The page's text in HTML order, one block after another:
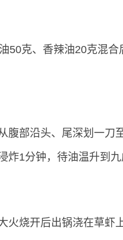
50克、香辣油20克混合
腹部沿头、尾深划一
炸1分钟，待油温升到
火烧开后出锅浇在草虾